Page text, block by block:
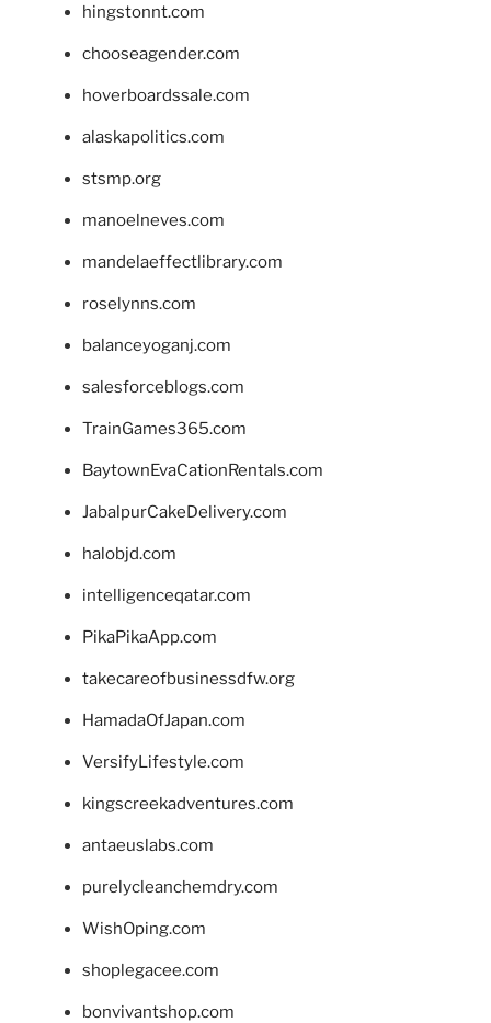
hingstonnt.com
chooseagender.com
hoverboardssale.com
alaskapolitics.com
stsmp.org
manoelneves.com
mandelaeffectlibrary.com
roselynns.com
balanceyoganj.com
salesforceblogs.com
TrainGames365.com
BaytownEvaCationRentals.com
JabalpurCakeDelivery.com
halobjd.com
intelligenceqatar.com
PikaPikaApp.com
takecareofbusinessdfw.org
HamadaOfJapan.com
VersifyLifestyle.com
kingscreekadventures.com
antaeuslabs.com
purelycleanchemdry.com
WishOping.com
shoplegacee.com
bonvivantshop.com